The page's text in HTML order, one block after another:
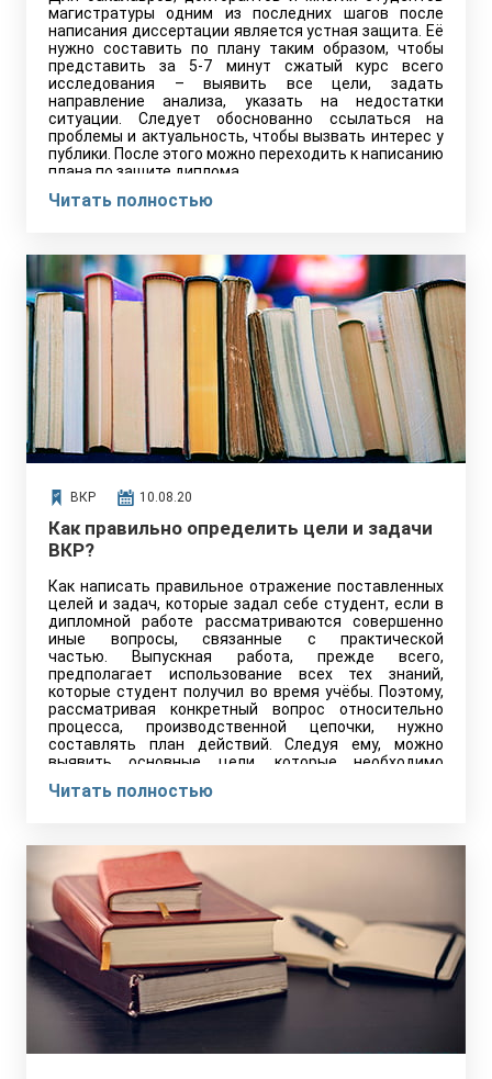
магистратуры одним из последних шагов после
написания диссертации является устная защита. Её
нужно составить по плану таким образом, чтобы
представить за 5-7 минут сжатый курс всего
исследования – выявить все цели, задать
направление анализа, указать на недостатки
ситуации. Следует обоснованно ссылаться на
проблемы и актуальность, чтобы вызвать интерес у
публики. После этого можно переходить к написанию
плана по защите диплома.
Читать полностью
ВКР 10.08.20
Как правильно определить цели и задачи
ВКР?
Как написать правильное отражение поставленных
целей и задач, которые задал себе студент, если в
дипломной работе рассматриваются совершенно
иные вопросы, связанные с практической
частью. Выпускная работа, прежде всего,
предполагает использование всех тех знаний,
которые студент получил во время учёбы. Поэтому,
рассматривая конкретный вопрос относительно
процесса, производственной цепочки, нужно
составлять план действий. Следуя ему, можно
выявить основные цели, которые необходимо
Последнее и будет означать, что студент прошёл
Читать полностью